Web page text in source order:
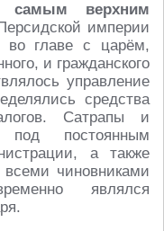
самым верхним
империи
во главе с царём,
и гражданского
управление
средства
Сатрапы и
под постоянным
а также
чиновниками
являлся